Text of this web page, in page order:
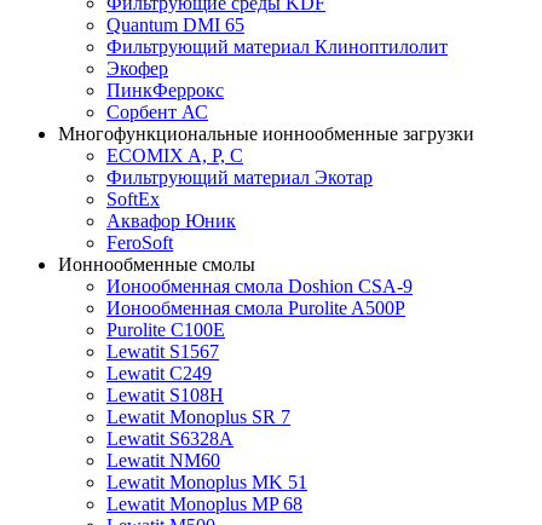
Quantum DMI 65
Фильтрующий материал Клиноптилолит
Экофер
ПинкФеррокс
Сорбент АС
Многофункциональные ионнообменные загрузки
ECOMIX A, P, C
Фильтрующий материал Экотар
SoftEx
Аквафор Юник
FeroSoft
Ионнообменные смолы
Ионообменная смола Doshion CSA-9
Ионообменная смола Purolite A500P
Purolite C100E
Lewatit S1567
Lewatit С249
Lewatit S108H
Lewatit Monoplus SR 7
Lewatit S6328A
Lewatit NM60
Lewatit Monoplus MK 51
Lewatit Monoplus MP 68